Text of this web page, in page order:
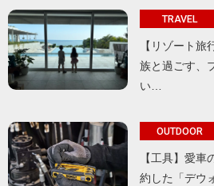
TRAVEL
【リゾート
族と過ごす、
い…
OUTDOOR
【工具】愛
約した「デウ